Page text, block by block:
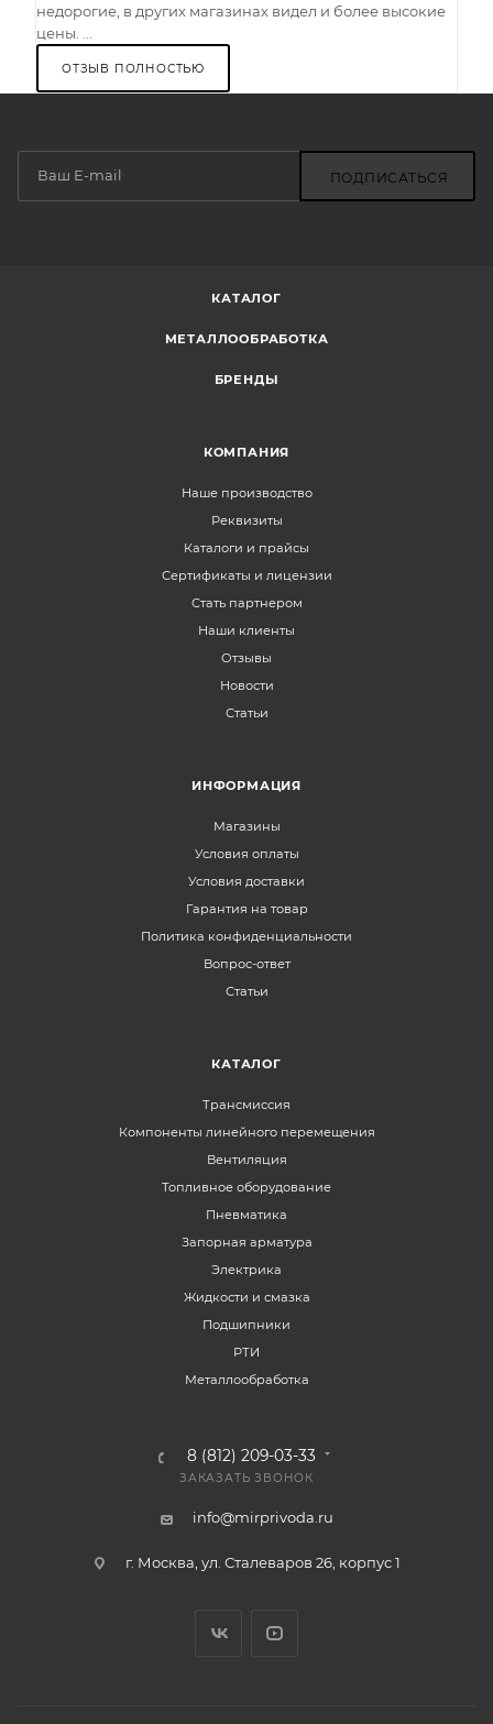
недорогие, в других магазинах видел и более высокие
цены. ...
ОТЗЫВ ПОЛНОСТЬЮ
ПОДПИСАТЬСЯ
КАТАЛОГ
МЕТАЛЛООБРАБОТКА
БРЕНДЫ
КОМПАНИЯ
Наше производство
Реквизиты
Каталоги и прайсы
Сертификаты и лицензии
Стать партнером
Наши клиенты
Отзывы
Новости
Статьи
ИНФОРМАЦИЯ
Магазины
Условия оплаты
Условия доставки
Гарантия на товар
Политика конфиденциальности
Вопрос-ответ
Статьи
КАТАЛОГ
Трансмиссия
Компоненты линейного перемещения
Вентиляция
Топливное оборудование
Пневматика
Запорная арматура
Электрика
Жидкости и смазка
Подшипники
РТИ
Металлообработка
8 (812) 209-03-33
ЗАКАЗАТЬ ЗВОНОК
info@mirprivoda.ru
г. Москва, ул. Сталеваров 26, корпус 1